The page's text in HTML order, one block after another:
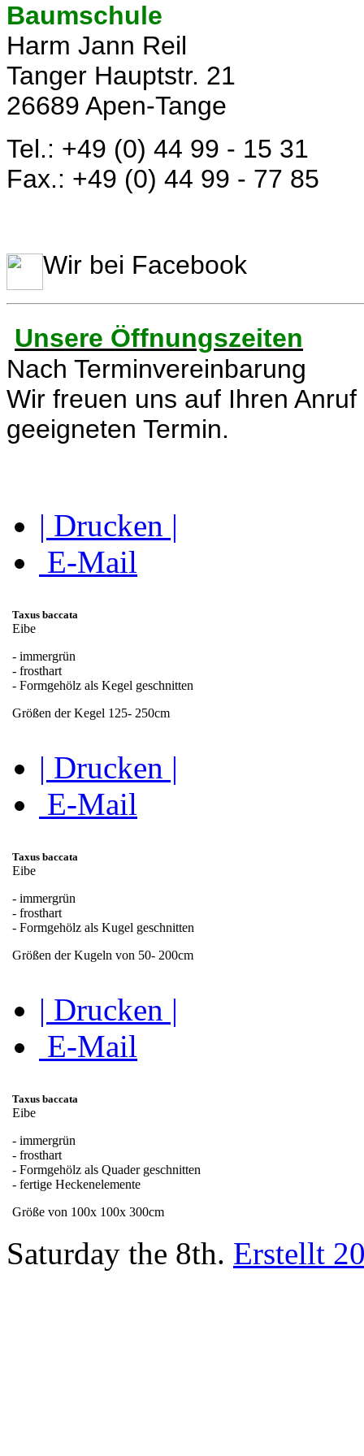
Baumschule
Harm Jann Reil
Tanger Hauptstr. 21
26689 Apen-Tange
Tel.: +49 (0) 44 99 - 15 31
Fax.: +49 (0) 44 99 - 77 85
Wir bei Facebook
Unsere Öffnungszeiten
Nach Terminvereinbarung
Wir freuen uns auf Ihren
geeigneten Termin.
| Drucken |
E-Mail
Taxus baccata
Eibe
- immergrün
- frosthart
- Formgehölz als Kegel geschnitten
Größen der Kegel 125- 250cm
| Drucken |
E-Mail
Taxus baccata
Eibe
- immergrün
- frosthart
- Formgehölz als Kugel geschnitten
Größen der Kugeln von 50- 200cm
| Drucken |
E-Mail
Taxus baccata
Eibe
- immergrün
- frosthart
- Formgehölz als Quader geschnitten
- fertige Heckenelemente
Größe von 100x 100x 300cm
Saturday the 8th. Erstellt